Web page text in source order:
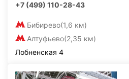
+7 (499) 110-28-43
Бибирево(1,6 км)
Алтуфьево(2,35 км)
Лобненская 4